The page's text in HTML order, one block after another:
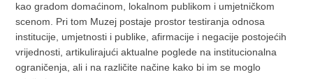
kao gradom domaćinom, lokalnom publikom i umjetničkom
scenom. Pri tom Muzej postaje prostor testiranja odnosa
institucije, umjetnosti i publike, afirmacije i negacije postojećih
vrijednosti, artikulirajući aktualne poglede na institucionalna
ograničenja, ali i na različite načine kako bi im se moglo